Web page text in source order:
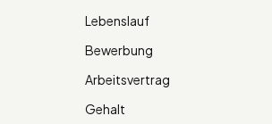
Lebenslauf
Bewerbung
Arbeitsvertrag
Gehalt